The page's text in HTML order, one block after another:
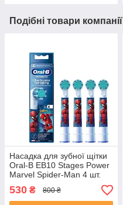
Подібні товари компанії
Насадка для зубної щітки
Oral-B EB10 Stages Power
Marvel Spider-Man 4 шт.
насадки на дитячу щітку
Спайдермен
530 ₴ 800 ₴